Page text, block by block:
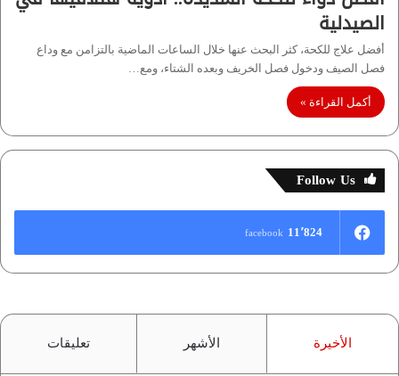
الصيدلية
أفضل علاج للكحة، كثر البحث عنها خلال الساعات الماضية بالتزامن مع وداع
فصل الصيف ودخول فصل الخريف وبعده الشتاء، ومع…
أكمل القراءة »
Follow Us
11٬824 facebook
الأخيرة الأشهر تعليقات